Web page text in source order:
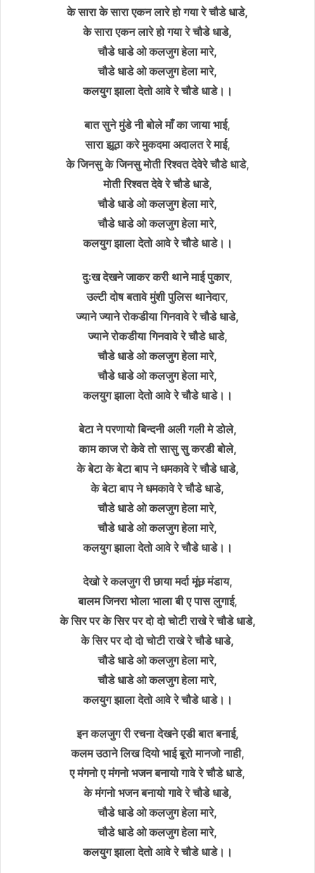
के सारा के सारा एकन लारे हो गया रे चौडे धाडे,
के सारा एकन लारे हो गया रे चौडे धाडे,
चौडे धाडे ओ कलजुग हेला मारे,
चौडे धाडे ओ कलजुग हेला मारे,
कलयुग झाला देतो आवे रे चौडे धाडे।।
बात सुने मुंडे नी बोले माँ का जाया भाई,
सारा झूठा करे मुकदमा अदालत रे माई,
के जिनसु के जिनसु मोती रिश्वत देवेरे चौडे धाडे,
मोती रिश्वत देवे रे चौडे धाडे,
चौडे धाडे ओ कलजुग हेला मारे,
चौडे धाडे ओ कलजुग हेला मारे,
कलयुग झाला देतो आवे रे चौडे धाडे।।
दुःख देखने जाकर करी थाने माई पुकार,
उल्टी दोष बतावे मुंशी पुलिस थानेदार,
ज्याने ज्याने रोकडीया गिनवावे रे चौडे धाडे,
ज्याने रोकडीया गिनवावे रे चौडे धाडे,
चौडे धाडे ओ कलजुग हेला मारे,
चौडे धाडे ओ कलजुग हेला मारे,
कलयुग झाला देतो आवे रे चौडे धाडे।।
बेटा ने परणायो बिन्दनी अली गली मे डोले,
काम काज रो केवे तो सासु सु करडी बोले,
के बेटा के बेटा बाप ने धमकावे रे चौडे धाडे,
के बेटा बाप ने धमकावे रे चौडे धाडे,
चौडे धाडे ओ कलजुग हेला मारे,
चौडे धाडे ओ कलजुग हेला मारे,
कलयुग झाला देतो आवे रे चौडे धाडे।।
देखो रे कलजुग री छाया मर्दा मूंछ मंडाय,
बालम जिनरा भोला भाला बी ए पास लुगाई,
के सिर पर के सिर पर दो दो चोटी राखे रे चौडे धाडे,
के सिर पर दो दो चोटी राखे रे चौडे धाडे,
चौडे धाडे ओ कलजुग हेला मारे,
चौडे धाडे ओ कलजुग हेला मारे,
कलयुग झाला देतो आवे रे चौडे धाडे।।
इन कलजुग री रचना देखने एडी बात बनाई,
कलम उठाने लिख दियो भाई बूरो मानजो नाही,
ए मंगनो ए मंगनो भजन बनायो गावे रे चौडे धाडे,
के मंगनो भजन बनायो गावे रे चौडे धाडे,
चौडे धाडे ओ कलजुग हेला मारे,
चौडे धाडे ओ कलजुग हेला मारे,
कलयुग झाला देतो आवे रे चौडे धाडे।।